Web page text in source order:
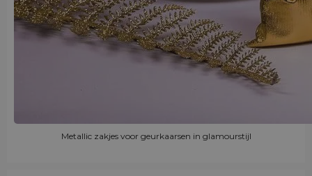
Metallic zakjes voor geurkaarsen in glamourstijl